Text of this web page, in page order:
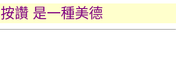
按讚 是一種美德